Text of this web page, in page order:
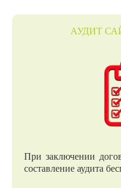
АУДИТ
При заключении
составление аудита